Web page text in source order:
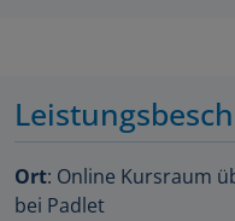
Ort: Online Kursraum
bei Padlet